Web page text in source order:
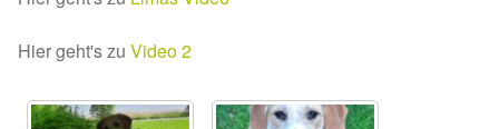
Leishmaniose
Qualzucht bei Hunden
Hier geht's zu Video 2